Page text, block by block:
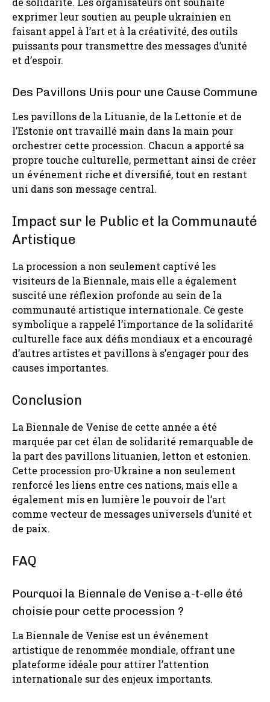
exprimer leur soutien au peuple ukrainien en
faisant appel à l’art et à la créativité, des outils
puissants pour transmettre des messages d’unité
et d’espoir.
Des Pavillons Unis pour une Cause Commune
Les pavillons de la Lituanie, de la Lettonie et de
l’Estonie ont travaillé main dans la main pour
orchestrer cette procession. Chacun a apporté sa
propre touche culturelle, permettant ainsi de créer
un événement riche et diversifié, tout en restant
uni dans son message central.
Impact sur le Public et la Communauté
Artistique
La procession a non seulement captivé les
visiteurs de la Biennale, mais elle a également
suscité une réflexion profonde au sein de la
communauté artistique internationale. Ce geste
symbolique a rappelé l’importance de la solidarité
culturelle face aux défis mondiaux et a encouragé
d’autres artistes et pavillons à s’engager pour des
causes importantes.
Conclusion
La Biennale de Venise de cette année a été
marquée par cet élan de solidarité remarquable de
la part des pavillons lituanien, letton et estonien.
Cette procession pro-Ukraine a non seulement
renforcé les liens entre ces nations, mais elle a
également mis en lumière le pouvoir de l’art
comme vecteur de messages universels d’unité et
de paix.
FAQ
Pourquoi la Biennale de Venise a-t-elle été
choisie pour cette procession ?
La Biennale de Venise est un événement
artistique de renommée mondiale, offrant une
plateforme idéale pour attirer l’attention
internationale sur des enjeux importants.